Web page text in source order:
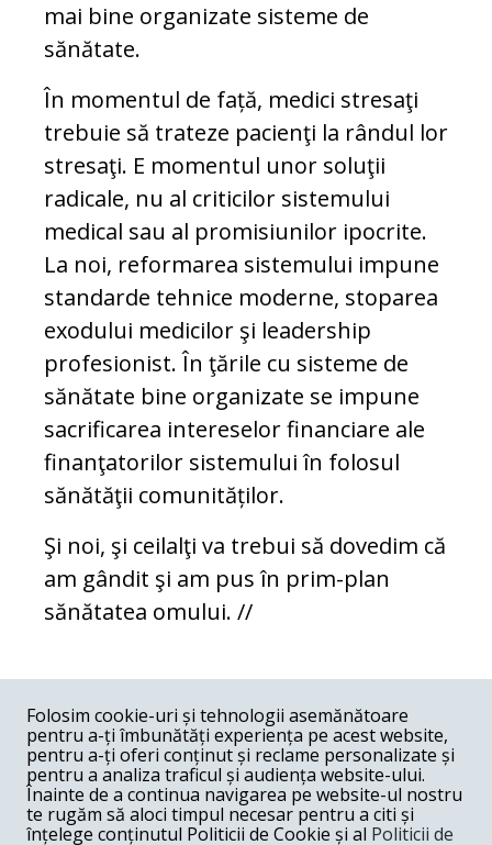
mai bine organizate sisteme de
sănătate.
În momentul de față, medici stresaţi
trebuie să trateze pacienţi la rândul lor
stresaţi. E momentul unor soluţii
radicale, nu al criticilor sistemului
medical sau al promisiunilor ipocrite.
La noi, reformarea sistemului impune
standarde tehnice moderne, stoparea
exodului medicilor şi leadership
profesionist. În ţările cu sisteme de
sănătate bine organizate se impune
sacrificarea intereselor financiare ale
finanţatorilor sistemului în folosul
sănătăţii comunităților.
Şi noi, şi ceilalţi va trebui să dovedim că
am gândit şi am pus în prim-plan
sănătatea omului. //
COMENTARII
Nume
Email
Folosim cookie-uri și tehnologii asemănătoare
pentru a-ți îmbunătăți experiența pe acest website,
pentru a-ți oferi conținut și reclame personalizate și
pentru a analiza traficul și audiența website-ului.
Înainte de a continua navigarea pe website-ul nostru
te rugăm să aloci timpul necesar pentru a citi și
înțelege conținutul Politicii de Cookie și al Politicii de